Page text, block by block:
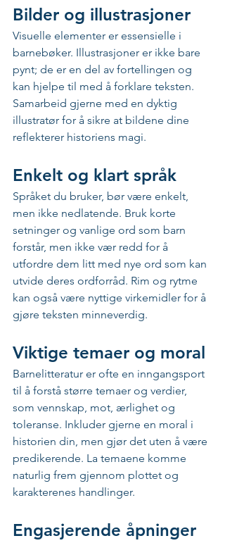
Bilder og illustrasjoner
Visuelle elementer er essensielle i
barnebøker. Illustrasjoner er ikke bare
pynt; de er en del av fortellingen og
kan hjelpe til med å forklare teksten.
Samarbeid gjerne med en dyktig
illustratør for å sikre at bildene dine
reflekterer historiens magi.
Enkelt og klart språk
Språket du bruker, bør være enkelt,
men ikke nedlatende. Bruk korte
setninger og vanlige ord som barn
forstår, men ikke vær redd for å
utfordre dem litt med nye ord som kan
utvide deres ordforråd. Rim og rytme
kan også være nyttige virkemidler for å
gjøre teksten minneverdig.
Viktige temaer og moral
Barnelitteratur er ofte en inngangsport
til å forstå større temaer og verdier,
som vennskap, mot, ærlighet og
toleranse. Inkluder gjerne en moral i
historien din, men gjør det uten å være
predikerende. La temaene komme
naturlig frem gjennom plottet og
karakterenes handlinger.
Engasjerende åpninger